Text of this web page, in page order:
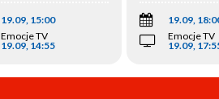
19.09, 15:00
Emocje TV
19.09, 14:55
19.09,
Emocje TV
19.09,